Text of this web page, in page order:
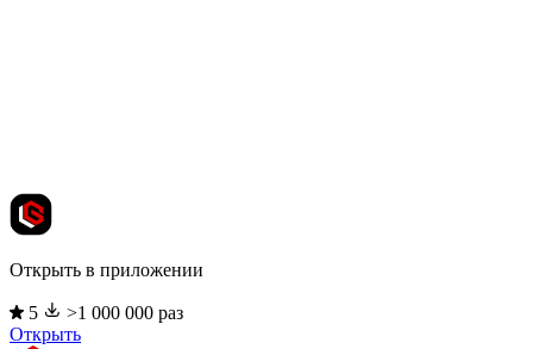
Открыть в приложении
5
>1 000 000 раз
Открыть